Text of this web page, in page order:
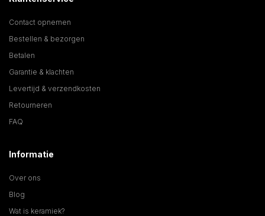
Contact opnemen
Bestellen & bezorgen
Betalen
Garantie & klachten
Levertijd & verzendkosten
Retourneren
FAQ
Informatie
Over ons
Blog
Wat is keramiek?